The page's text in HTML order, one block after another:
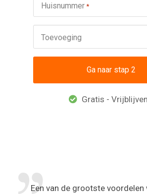
Huisnummer *
Toevoeging
Gratis -
Een van de grootste voordelen